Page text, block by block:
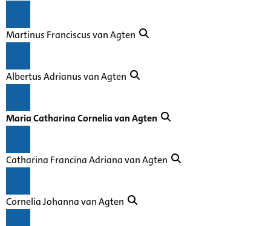
Martinus Franciscus van Agten
Albertus Adrianus van Agten
Maria Catharina Cornelia van Agten
Catharina Francina Adriana van Agten
Cornelia Johanna van Agten